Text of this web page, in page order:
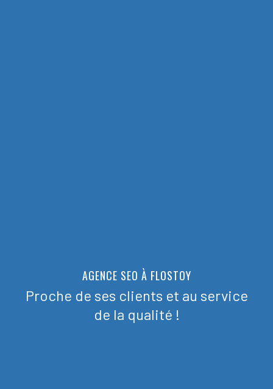
AGENCE SEO À FLOSTOY
Proche de ses clients et au service
de la qualité !